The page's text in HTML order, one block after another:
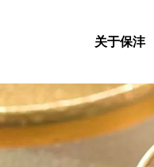
关于保沣